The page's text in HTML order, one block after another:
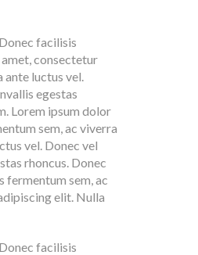
facilisis
consectetur
luctus vel.
egestas
Lorem ipsum dolor
sem, ac viverra
vel. Donec vel
rhoncus. Donec
fermentum sem, ac
elit. Nulla
facilisis